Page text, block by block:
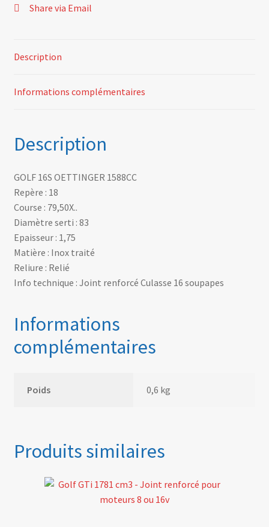
Share via Email
Description
Informations complémentaires
Description
GOLF 16S OETTINGER 1588CC
Repère : 18
Course : 79,50X..
Diamètre serti : 83
Epaisseur : 1,75
Matière : Inox traité
Reliure : Relié
Info technique : Joint renforcé Culasse 16 soupapes
Informations
complémentaires
Poids 0,6 kg
Produits similaires